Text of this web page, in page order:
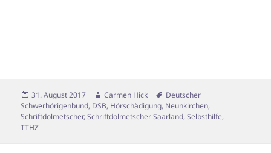
Veröffentlicht
am
31. August 2017 Autor
Carmen Hick Schlagwörter
Deutscher
Schwerhörigenbund, DSB, Hörschädigung, Neunkirchen,
Schriftdolmetscher,Schriftdolmetscher Saarland,Selbsthilfe,
TTHZ